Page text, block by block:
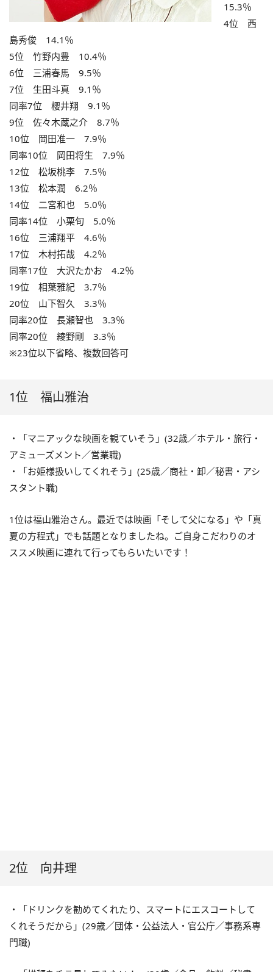
15.3％
4位 西
島秀俊 14.1％
5位 竹野内豊 10.4％
6位 三浦春馬 9.5％
7位 生田斗真 9.1％
同率7位 櫻井翔 9.1％
9位 佐々木蔵之介 8.7％
10位 岡田准一 7.9％
同率10位 岡田将生 7.9％
12位 松坂桃李 7.5％
13位 松本潤 6.2％
14位 二宮和也 5.0％
同率14位 小栗旬 5.0％
16位 三浦翔平 4.6％
17位 木村拓哉 4.2％
同率17位 大沢たかお 4.2％
19位 相葉雅紀 3.7％
20位 山下智久 3.3％
同率20位 長瀬智也 3.3％
同率20位 綾野剛 3.3％
※23位以下省略、複数回答可
1位 福山雅治
・「マニアックな映画を観ていそう」(32歳／ホテル・旅行・
アミューズメント／営業職)
・「お姫様扱いしてくれそう」(25歳／商社・卸／秘書・アシ
スタント職)
1位は福山雅治さん。最近では映画「そして父になる」や「真
夏の方程式」でも話題となりましたね。ご自身こだわりのオ
ススメ映画に連れて行ってもらいたいです！
2位 向井理
・「ドリンクを勧めてくれたり、スマートにエスコートして
くれそうだから」(29歳／団体・公益法人・官公庁／事務系専
門職)